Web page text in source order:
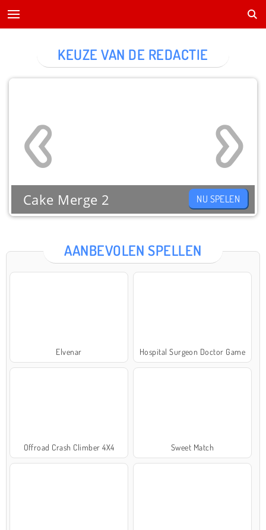
AANBEVOLEN SPELLEN
Elvenar Hospital Surgeon Doctor Game
Offroad Crash Climber 4X4 Sweet Match
KEUZE VAN DE REDACTIE
Cake Merge 2 NU SPELEN